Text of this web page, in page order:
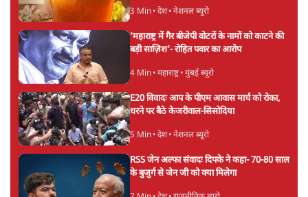
ताजा खबरें
PM Modi & Amit Shah Missing from
Parliament: क्या विपक्ष से डरी सरकार?
दिल्ली
शेख हसीना: '2024 में छात्र आंदोलन नहीं,
सुनियोजित तख्तापलट था; मैं अपने लोगों के पास
जरूर लौटूंगी'
5 Min दुनिया